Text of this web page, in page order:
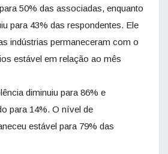
50% das associadas, enquanto
para 43% das respondentes. Ele
indústrias permaneceram com o
estável em relação ao mês
diminuiu para 86% e
para 14%. O nível de
estável para 79% das